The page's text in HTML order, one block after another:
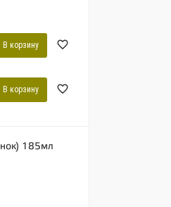
В корзину
В корзину
185мл